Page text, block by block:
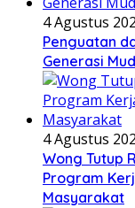
4 Agustus
Penguatan
Generasi
4 Agustus
Wong Tutup
Program
Masyarakat